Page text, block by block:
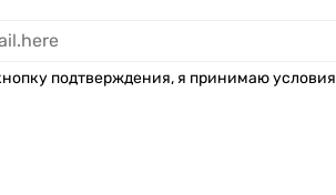
подтверждения, я принимаю условия